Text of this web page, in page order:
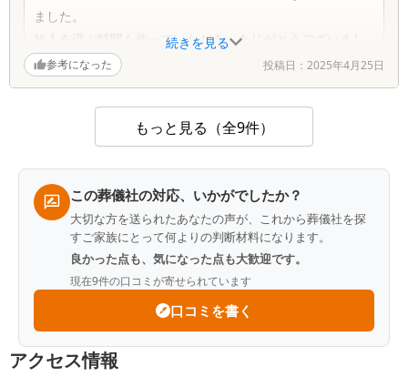
続きを見る
ました。
故人を偲ぶ時間も作っていただき、ありがとうございまし
た。また、スライド時の音楽のリクエストにも快く対応し
てもらい、実演してくださり、本当に感謝します。
参考になった 投稿日： 2025年4月25日
もっと見る（全9件）
この葬儀社の対応、いかがでしたか？
大切な方を送られたあなたの声が、これから葬儀社を探
すご家族にとって何よりの判断材料になります。
良かった点も、気になった点も大歓迎です。
現在9件の口コミが寄せられています
口コミを書く
アクセス情報